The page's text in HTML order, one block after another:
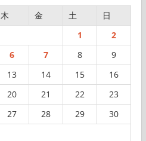
木 金 土
日
1
2
6 7 8
9
13 14 15
16
20 21 22
23
27 28 29
30